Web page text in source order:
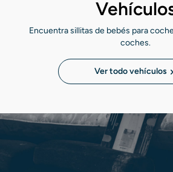
Encuentra sillitas de bebés para
coches.
Ver todo vehículos